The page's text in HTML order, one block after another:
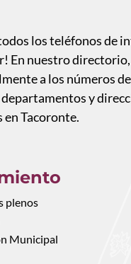
los teléfonos de
En nuestro
a los números
y
Tacoronte.
plenos
Municipal